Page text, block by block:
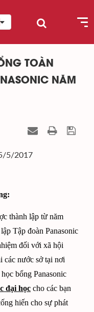
TOÀN
NĂM
5/2017
thành lập từ năm
Tập đoàn Panasonic
đối với xã hội
các nước sở tại nơi
bổng Panasonic
đại học cho các bạn
hiến cho sự phát